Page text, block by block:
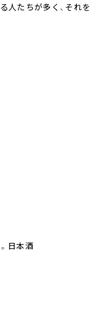
人たちが多く、それを
日本酒